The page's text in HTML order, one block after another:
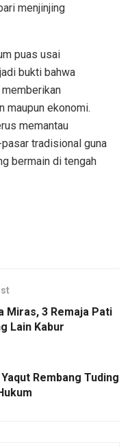
menjinjing
puas usai
bukti bahwa
maupun ekonomi.
memantau
tradisional guna
bermain di tengah
Miras, 3 Remaja Pati
Lain Kabur
Rembang Tuding